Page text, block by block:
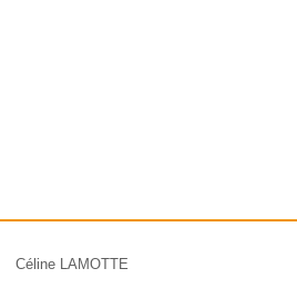
les chutes de bois : 7
Céline LAMOTTE